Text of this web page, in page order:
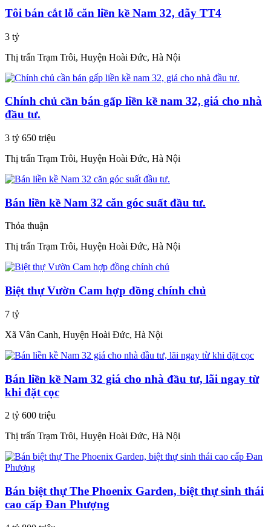
Tôi bán cắt lỗ căn liền kề Nam 32, dãy TT4
3 tỷ
Thị trấn Trạm Trôi, Huyện Hoài Đức, Hà Nội
Chính chủ cần bán gấp liền kề nam 32, giá cho nhà
đầu tư.
3 tỷ 650 triệu
Thị trấn Trạm Trôi, Huyện Hoài Đức, Hà Nội
Bán liền kề Nam 32 căn góc suất đầu tư.
Thỏa thuận
Thị trấn Trạm Trôi, Huyện Hoài Đức, Hà Nội
Biệt thự Vườn Cam hợp đồng chính chủ
7 tỷ
Xã Vân Canh, Huyện Hoài Đức, Hà Nội
Bán liền kề Nam 32 giá cho nhà đầu tư, lãi ngay từ
khi đặt cọc
2 tỷ 600 triệu
Thị trấn Trạm Trôi, Huyện Hoài Đức, Hà Nội
Bán biệt thự The Phoenix Garden, biệt thự sinh thái
cao cấp Đan Phượng